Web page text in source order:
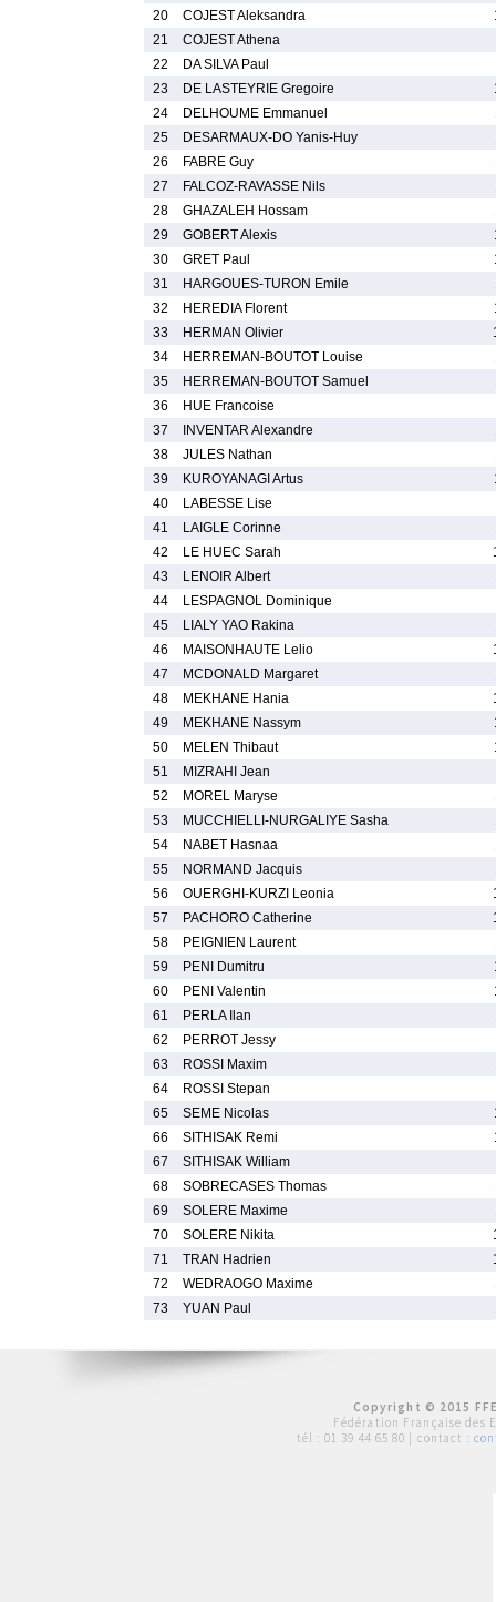
20
COJEST Aleksandra
21
COJEST Athena
22
DA SILVA Paul
23
DE LASTEYRIE Gregoire
24
DELHOUME Emmanuel
25
DESARMAUX-DO Yanis-Huy
26
FABRE Guy
27
FALCOZ-RAVASSE Nils
28
GHAZALEH Hossam
29
GOBERT Alexis
30
GRET Paul
31
HARGOUES-TURON Emile
32
HEREDIA Florent
33
HERMAN Olivier
34
HERREMAN-BOUTOT Louise
35
HERREMAN-BOUTOT Samuel
36
HUE Francoise
37
INVENTAR Alexandre
38
JULES Nathan
39
KUROYANAGI Artus
40
LABESSE Lise
41
LAIGLE Corinne
42
LE HUEC Sarah
43
LENOIR Albert
44
LESPAGNOL Dominique
45
LIALY YAO Rakina
46
MAISONHAUTE Lelio
47
MCDONALD Margaret
48
MEKHANE Hania
49
MEKHANE Nassym
50
MELEN Thibaut
51
MIZRAHI Jean
52
MOREL Maryse
53
MUCCHIELLI-NURGALIYE Sasha
54
NABET Hasnaa
55
NORMAND Jacquis
56
OUERGHI-KURZI Leonia
57
PACHORO Catherine
58
PEIGNIEN Laurent
59
PENI Dumitru
60
PENI Valentin
61
PERLA Ilan
62
PERROT Jessy
63
ROSSI Maxim
64
ROSSI Stepan
65
SEME Nicolas
66
SITHISAK Remi
67
SITHISAK William
68
SOBRECASES Thomas
69
SOLERE Maxime
70
SOLERE Nikita
71
TRAN Hadrien
72
WEDRAOGO Maxime
73
YUAN Paul
Copyright © 2015
Fédération Française des
tél : 01 39 44 65 80 | contact :